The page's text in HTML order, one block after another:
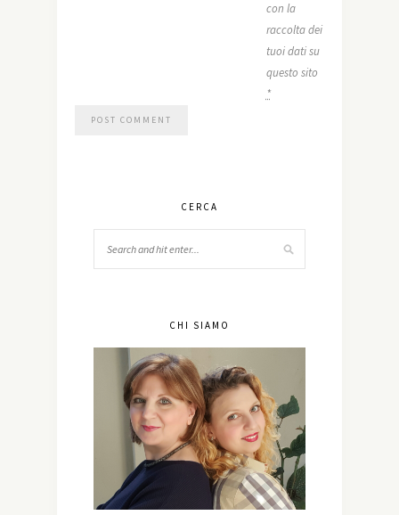
con la
raccolta dei
tuoi dati su
questo sito
*
CERCA
CHI SIAMO